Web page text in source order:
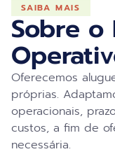
SAIBA MAIS
Sobre o
Oferecemos
próprias.
operacionais,
custos, a fim de
necessária.